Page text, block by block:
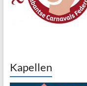
Kapellen